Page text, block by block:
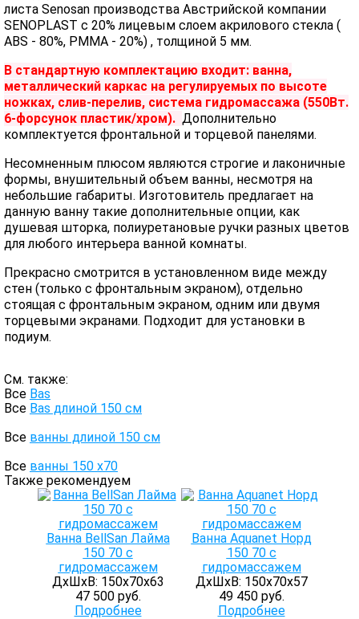
листа Senosan производства Австрийской компании
SENOPLAST c 20% лицевым слоем акрилового стекла (
ABS - 80%, PMMA - 20%) , толщиной 5 мм.
В стандартную комплектацию входит: ванна,
металлический каркас на регулируемых по высоте
ножках, слив-перелив, система гидромассажа (550Вт.
6-форсунок пластик/хром). Дополнительно
комплектуется фронтальной и торцевой панелями.
Несомненным плюсом являются строгие и лаконичные
формы, внушительный объем ванны, несмотря на
небольшие габариты. Изготовитель предлагает на
данную ванну такие дополнительные опции, как
душевая шторка, полиуретановые ручки разных цветов
для любого интерьера ванной комнаты.
Прекрасно смотрится в установленном виде между
стен (только с фронтальным экраном), отдельно
стоящая с фронтальным экраном, одним или двумя
торцевыми экранами. Подходит для установки в
подиум.
См. также:
Все Bas
Все Bas длиной 150 см
Все ванны длиной 150 см
Все ванны 150 х70
Также рекомендуем
Ванна BellSan Лайма
150 70 с
гидромассажем
ДхШхВ: 150х70х63
47 500 руб.
Подробнее
Ванна Aquanet Норд
150 70 с
гидромассажем
ДхШхВ: 150х70х57
49 450 руб.
Подробнее